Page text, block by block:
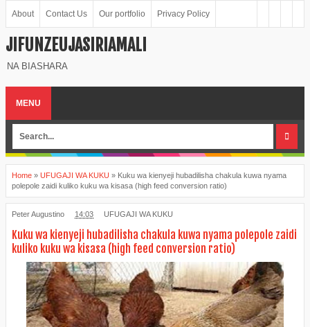
About Contact Us Our portfolio Privacy Policy
JIFUNZEUJASIRIAMALI
NA BIASHARA
MENU
Home » UFUGAJI WA KUKU » Kuku wa kienyeji hubadilisha chakula kuwa nyama
polepole zaidi kuliko kuku wa kisasa (high feed conversion ratio)
Peter Augustino 14:03 UFUGAJI WA KUKU
Kuku wa kienyeji hubadilisha chakula kuwa nyama polepole zaidi
kuliko kuku wa kisasa (high feed conversion ratio)